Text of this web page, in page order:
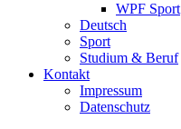
WPF Sport
Deutsch
Sport
Studium & Beruf
Kontakt
Impressum
Datenschutz